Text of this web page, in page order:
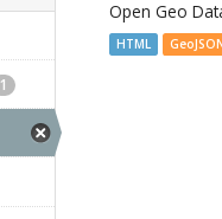
1
Open Geo
HTML